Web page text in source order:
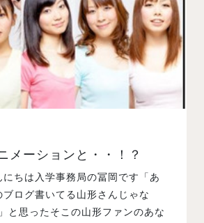
メーションと・・！？
ちは入学事務局の冨岡です「あ
ログ書いてる山形さんじゃな
と思ったそこの山形ファンのあな